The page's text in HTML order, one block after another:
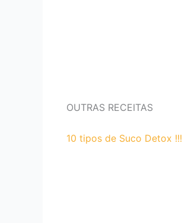
OUTRAS RECEITAS
10 tipos de Suco Detox !!!